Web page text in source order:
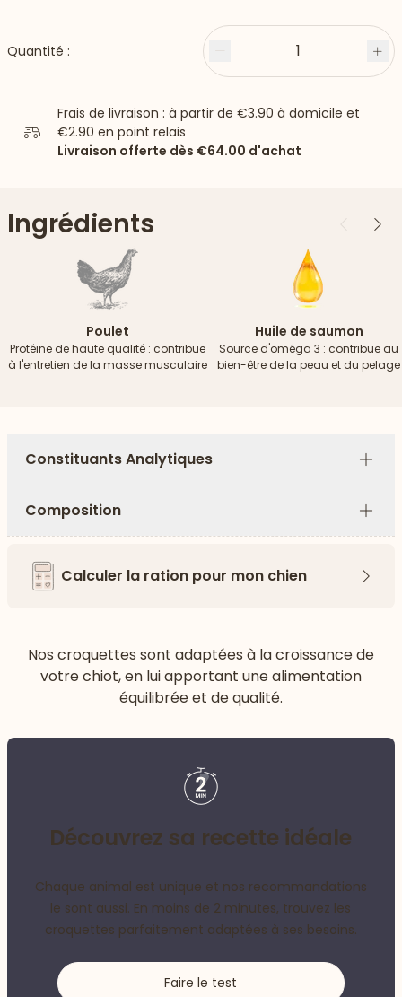
Quantité : Moins 1
Frais de livraison : à partir de €3.90 à domicile et
€2.90 en point relais
Livraison offerte dès €64.00 d'achat
Ingrédients Précédent
Poulet
Protéine de haute qualité : contribue
à l'entretien de la masse musculaire
Huile de saumon
Source d'oméga 3 : contribue au
bien-être de la peau et du pelage
Constituants Analytiques
Plus
Composition
Plus
Calculer la ration pour mon chien
Nos croquettes sont adaptées à la croissance de
votre chiot, en lui apportant une alimentation
équilibrée et de qualité.
Découvrez sa recette idéale
Chaque animal est unique et nos recommandations
le sont aussi. En moins de 2 minutes, trouvez les
croquettes parfaitement adaptées à ses besoins.
Faire le test